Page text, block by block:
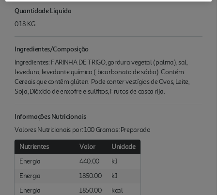
Quantidade Liquida
0.18 KG
Ingredientes/Composição
Ingredientes: FARINHA DE TRIGO, gordura vegetal (palma), sal,
levedura, levedante químico ( bicarbonato de sódio). Contém
Cereais que contêm glúten. Pode conter vestígios de Ovos, Leite,
Soja, Dióxido de enxofre e sulfitos, Frutos de casca rija.
Informações Nutricionais
Valores Nutricionais por: 100 Gramas :Preparado
Nutrientes Valor
Unidade
Energia
440.00
kJ
Energia
1850.00
kJ
Energia
1850.00
kcal